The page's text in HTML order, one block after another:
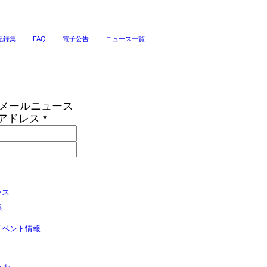
録集 FAQ 電子公告 ニュース一覧
ールニュース
ドレス *
ント情報